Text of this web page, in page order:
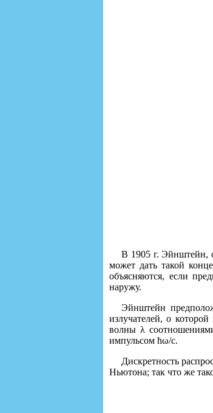
В 1905 г. Эйнштейн,
может дать такой
объясняются, если
наружу.
Эйнштейн
излучателей, о
волны λ
импульсом ħω/с.
Дискретность
Ньютона; так что же